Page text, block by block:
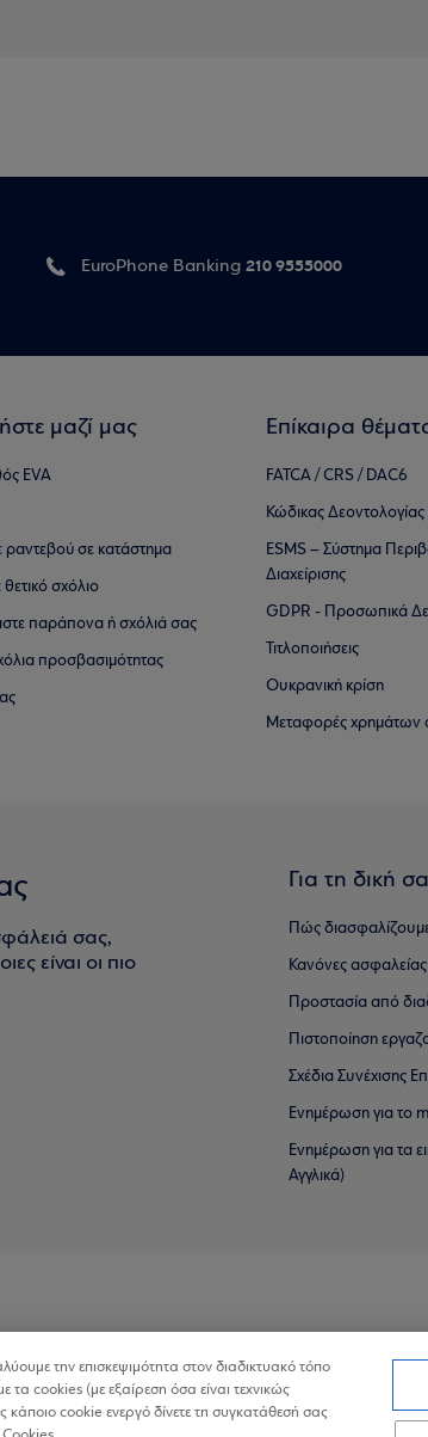
EuroPhone Banking 210 9555000
μαζί μας
EVA
ραντεβού σε κατάστημα
θετικό σχόλιο
παράπονα ή σχόλιά σας
προσβασιμότητας
Επίκαιρα
FATCA / CRS / DAC6
Κώδικας
ESMS – Σύστημα
Διαχείρισης
GDPR - Προσωπικά
Τιτλοποιήσεις
Ουκρανική κρίση
Μεταφορές χρημάτων
σας,
είναι οι πιο
Για τη δική
Πώς
Κανόνες ασφαλείας
Προστασία από
Πιστοποίηση
Σχέδια Συνέχισης
Ενημέρωση για το
Ενημέρωση για τα
Αγγλικά)
την επισκεψιμότητα στον διαδικτυακό τόπο
τα cookies (με εξαίρεση όσα είναι τεχνικώς
cookie ενεργό δίνετε τη συγκατάθεσή σας